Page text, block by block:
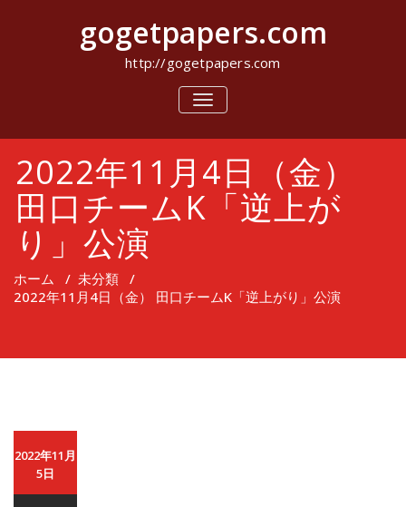
キ
gogetpapers.com
http://gogetpapers.com
ナ
ビ
シ
ョ
ン
切
2022年11月4日（金）
田口チームK「逆上が
り」公演
ホーム / 未分類 /
2022年11月4日（金） 田口チームK「逆上がり」公演
2022年11月
5日